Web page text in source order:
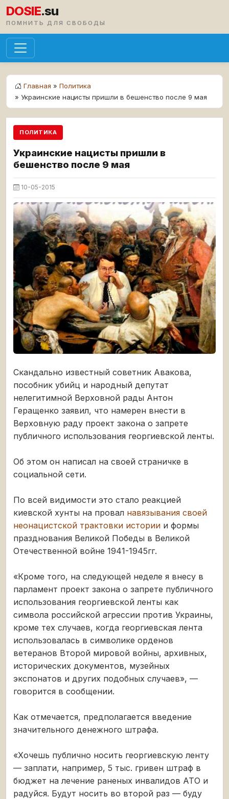
DOSIE.su
ПОМНИТЬ ДЛЯ СВОБОДЫ
Главная » Политика
» Украинские нацисты пришли в бешенство после 9 мая
ПОЛИТИКА
Украинские нацисты пришли в
бешенство после 9 мая
10-05-2015
Скандально известный советник Авакова,
пособник убийц и народный депутат
нелегитимной Верховной рады Антон
Геращенко заявил, что намерен внести в
Верховную раду проект закона о запрете
публичного использования георгиевской ленты.
Об этом он написал на своей страничке в
социальной сети.
По всей видимости это стало реакцией
киевской хунты на провал навязывания своей
неонацистской трактовки истории и формы
празднования Великой Победы в Великой
Отечественной войне 1941-1945гг.
«Кроме того, на следующей неделе я внесу в
парламент проект закона о запрете публичного
использования георгиевской ленты как
символа российской агрессии против Украины,
кроме тех случаев, когда георгиевская лента
использовалась в символике орденов
ветеранов Второй мировой войны, архивных,
исторических документов, музейных
экспонатов и других подобных случаев», —
говорится в сообщении.
Как отмечается, предполагается введение
значительного денежного штрафа.
«Хочешь публично носить георгиевскую ленту
— заплати, например, 5 тыс. гривен штраф в
бюджет на лечение раненых инвалидов АТО и
радуйся. Будут носить во второй раз — буду